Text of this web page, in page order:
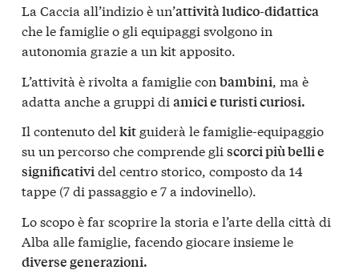
La Caccia all’indizio è un’attività ludico-didattica
che le famiglie o gli equipaggi svolgono in
autonomia grazie a un kit apposito.
L’attività è rivolta a famiglie con bambini, ma è
adatta anche a gruppi di amici e turisti curiosi.
Il contenuto del kit guiderà le famiglie-equipaggio
su un percorso che comprende gli scorci più belli e
significatividel centro storico, composto da 14
tappe (7 di passaggio e 7 a indovinello).
Lo scopo è far scoprire la storia e l’arte della città di
Alba alle famiglie, facendo giocare insieme le
diverse generazioni.